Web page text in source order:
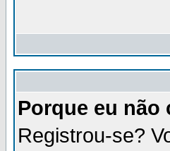
Porque eu não
Registrou-se?